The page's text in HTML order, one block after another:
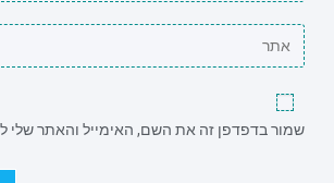
שמור בדפדפן זה את השם, האימייל והאתר שלי